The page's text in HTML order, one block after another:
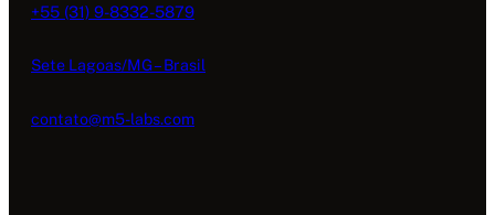
+55 (31) 9-8332-5879
Sete Lagoas/MG – Brasil
contato@m5-labs.com